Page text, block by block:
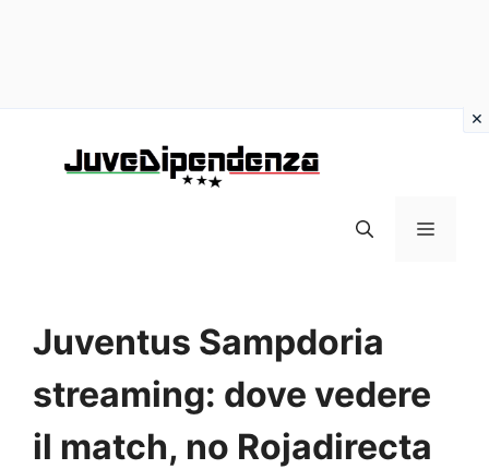
MENU
Juventus Sampdoria
streaming: dove vedere
il match, no Rojadirecta